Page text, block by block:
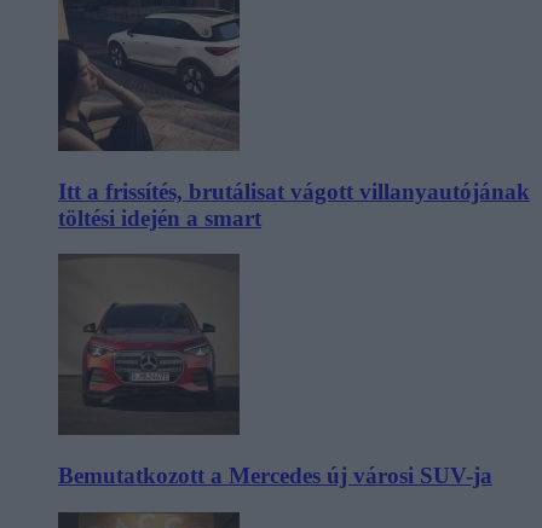
Itt a frissítés, brutálisat vágott villanyautójának
töltési idején a smart
Bemutatkozott a Mercedes új városi SUV-ja